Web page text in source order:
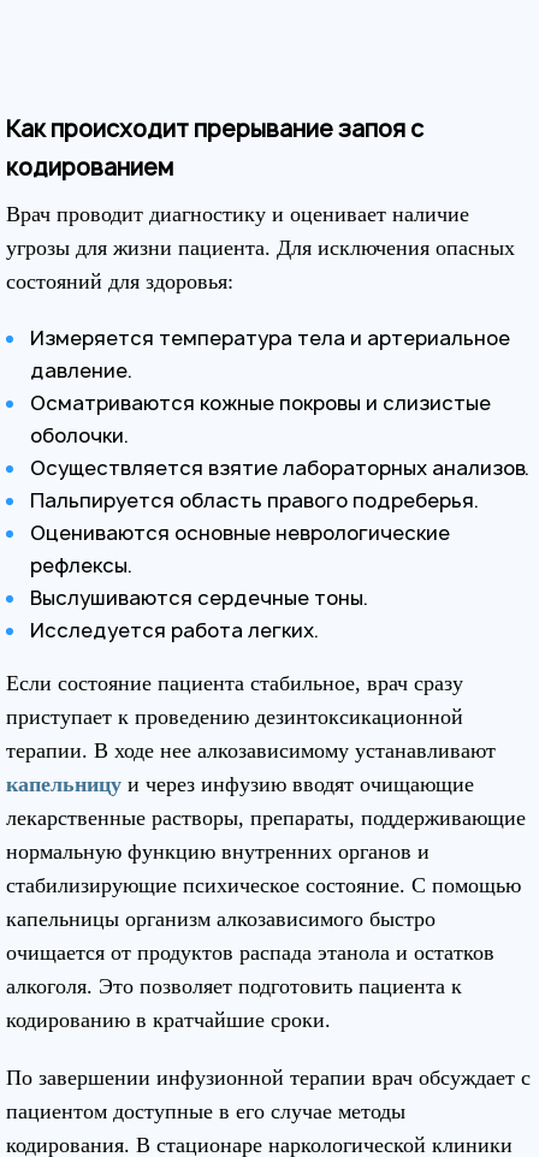
Как происходит прерывание запоя с
кодированием
Врач проводит диагностику и оценивает наличие
угрозы для жизни пациента. Для исключения опасных
состояний для здоровья:
Измеряется температура тела и артериальное
давление.
Осматриваются кожные покровы и слизистые
оболочки.
Осуществляется взятие лабораторных анализов.
Пальпируется область правого подреберья.
Оцениваются основные неврологические
рефлексы.
Выслушиваются сердечные тоны.
Исследуется работа легких.
Если состояние пациента стабильное, врач сразу
приступает к проведению дезинтоксикационной
терапии. В ходе нее алкозависимому устанавливают
капельницу и через инфузию вводят очищающие
лекарственные растворы, препараты, поддерживающие
нормальную функцию внутренних органов и
стабилизирующие психическое состояние. С помощью
капельницы организм алкозависимого быстро
очищается от продуктов распада этанола и остатков
алкоголя. Это позволяет подготовить пациента к
кодированию в кратчайшие сроки.
По завершении инфузионной терапии врач обсуждает с
пациентом доступные в его случае методы
кодирования. В стационаре наркологической клиники